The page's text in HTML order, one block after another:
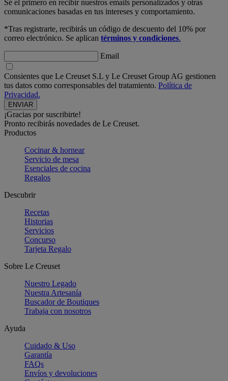
Sé el primero en recibir nuestros emails personalizados y otras
comunicaciones basadas en tus intereses y comportamiento.
*Tras registrarte, recibirás un código de descuento del 10% por
correo electrónico. Se aplican términos y condiciones.
Email
Consientes que Le Creuset S.L y Le Creuset Group AG gestionen
tus datos como corresponsables del tratamiento. Política de
Privacidad.
¡Gracias por suscribirte!
Pronto recibirás novedades de Le Creuset.
Productos
Cocinar & hornear
Servicio de mesa
Esenciales de cocina
Regalos
Descubrir
Recetas
Historias
Servicios
Concurso
Tarjeta Regalo
Sobre Le Creuset
Nuestro Legado
Nuestra Artesanía
Buscador de Boutiques
Trabaja con nosotros
Ayuda
Cuidado & Uso
Garantía
FAQs
Envíos y devoluciones